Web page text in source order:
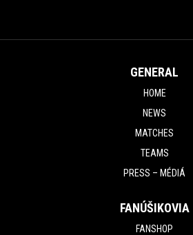
GENERAL
HOME
NEWS
MATCHES
TEAMS
PRESS – MÉDIÁ
FANÚŠIKOVIA
FANSHOP